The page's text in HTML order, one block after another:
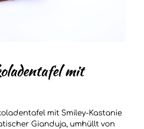
mit
mit Smiley-Kastanie
Gianduja, umhüllt von